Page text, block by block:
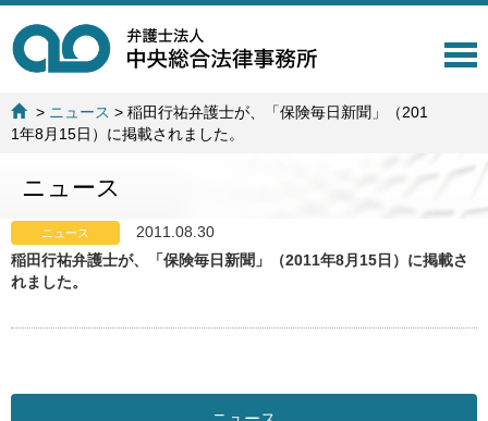
T
g
> ニュース >稲田行祐弁護士が、「保険毎日新聞」（201
1年8月15日）に掲載されました。
ニュース
ニュース
2011.08.30
稲田行祐弁護士が、「保険毎日新聞」（2011年8月15日）に掲載さ
れました。